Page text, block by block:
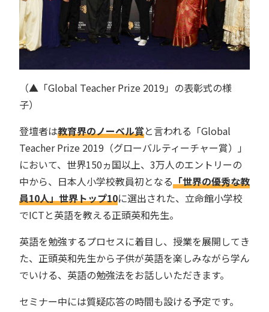
（▲「Global Teacher Prize 2019」の表彰式の様
子）
登壇者は教育界のノーベル賞と言われる「Global
Teacher Prize 2019（グローバルティーチャー賞）」
において、世界150ヵ国以上、3万人のエントリーの
中から、日本人小学校教員初となる「世界の優秀な教
員10人」世界トップ10に選出された、立命館小学校
でICTと英語を教える正頭英和先生。
英語を勉強するプロセスに着目し、授業を展開してき
た、正頭英和先生から子供が英語を楽しみながら学ん
でいける、英語の勉強法をお話しいただきます。
セミナー中には質疑応答の時間も設ける予定です。